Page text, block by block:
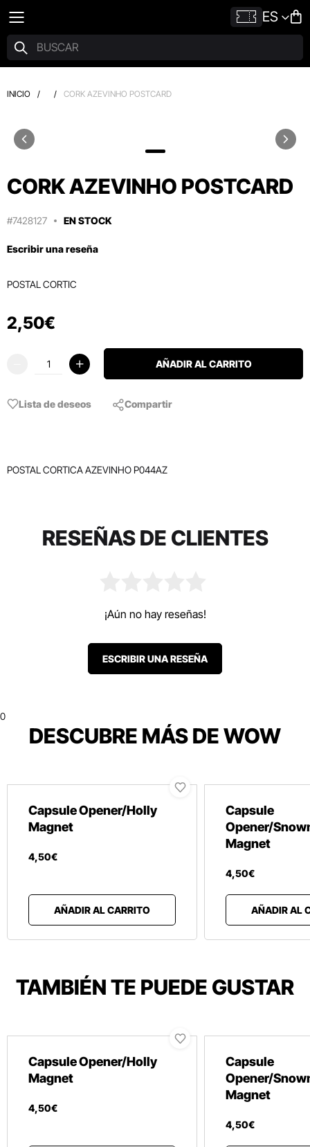
ES
INICIO / / CORK AZEVINHO POSTCARD
CORK AZEVINHO POSTCARD
#7428127 EN STOCK
Escribir una reseña
POSTAL CORTIC
2,50€
AÑADIR AL CARRITO
Lista de deseos Compartir
POSTAL CORTICA AZEVINHO P044AZ
RESEÑAS DE CLIENTES
¡Aún no hay reseñas!
ESCRIBIR UNA RESEÑA
0
DESCUBRE MÁS DE WOW
Capsule Opener/Holly
Magnet
4,50€
AÑADIR AL CARRITO
Capsule
Opener/
Magnet
4,50€
AÑADIR AL
TAMBIÉN TE PUEDE GUSTAR
Capsule Opener/Holly
Magnet
4,50€
Capsule
Opener/
Magnet
4,50€